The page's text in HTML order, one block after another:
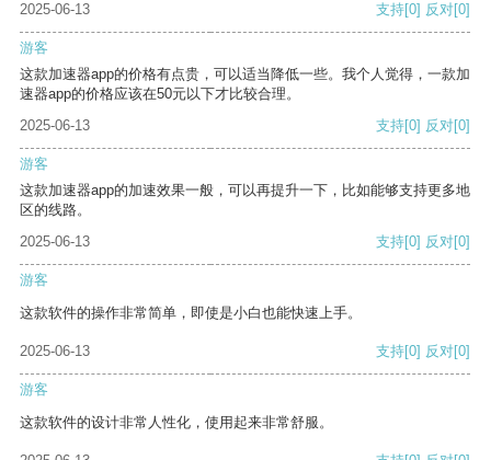
2025-06-13 支持[0] 反对[0]
游客
这款加速器app的价格有点贵，可以适当降低一些。我个人觉得，一款加
速器app的价格应该在50元以下才比较合理。
2025-06-13
支持[0] 反对[0]
游客
这款加速器app的加速效果一般，可以再提升一下，比如能够支持更多地
区的线路。
2025-06-13
支持[0] 反对[0]
游客
这款软件的操作非常简单，即使是小白也能快速上手。
2025-06-13 支持[0] 反对[0]
游客
这款软件的设计非常人性化，使用起来非常舒服。